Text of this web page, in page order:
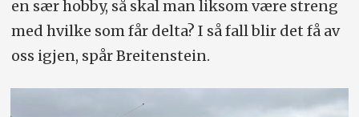
en sær hobby, så skal man liksom være streng
med hvilke som får delta? I så fall blir det få av
oss igjen, spår Breitenstein.